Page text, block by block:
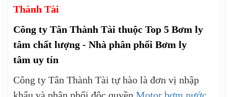
Thành Tài
Công ty Tân Thành Tài thuộc Top 5Bơm ly
tâm chất lượng - Nhà phân phốiBơm ly
tâm uy tín
Công ty Tân Thành Tài tự hào là đơn vị nhập
khẩu và phân phối độc quyềnMotor bơm nước